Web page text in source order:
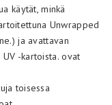
käytät, minkä
Unwrapped
ja avattavan
-kartoista. ovat
toisessa